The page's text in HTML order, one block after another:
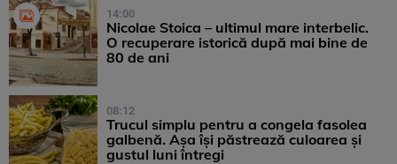
14:00
Nicolae Stoica – ultimul mare interbelic.
O recuperare istorică după mai bine de
80 de ani
08:12
Trucul simplu pentru a congela fasolea
galbenă. Așa își păstrează culoarea și
gustul luni întregi